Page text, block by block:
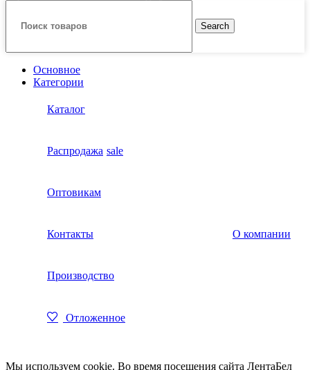
Search
Основное
Категории
Каталог
Распродажа sale
Оптовикам
Контакты О компании
Производство
Отложенное
Мы используем cookie. Во время посещения сайта ЛентаБел